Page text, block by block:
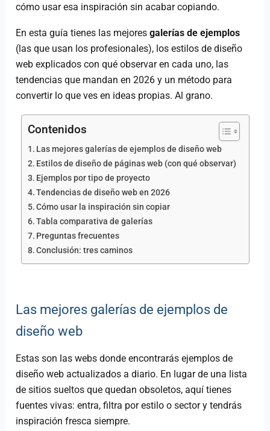
cómo usar esa inspiración sin acabar copiando.
En esta guía tienes las mejoresgalerías de ejemplos
(las que usan los profesionales), los estilos de diseño
web explicados con qué observar en cada uno, las
tendencias que mandan en 2026 y un método para
convertir lo que ves en ideas propias. Al grano.
Contenidos
Las mejores galerías de ejemplos de diseño web
Estilos de diseño de páginas web (con qué observar)
Ejemplos por tipo de proyecto
Tendencias de diseño web en 2026
Cómo usar la inspiración sin copiar
Tabla comparativa de galerías
Preguntas frecuentes
Conclusión: tres caminos
Las mejores galerías de ejemplos de
diseño web
Estas son las webs donde encontrarás ejemplos de
diseño web actualizados a diario. En lugar de una lista
de sitios sueltos que quedan obsoletos, aquí tienes
fuentes vivas: entra, filtra por estilo o sector y tendrás
inspiración fresca siempre.